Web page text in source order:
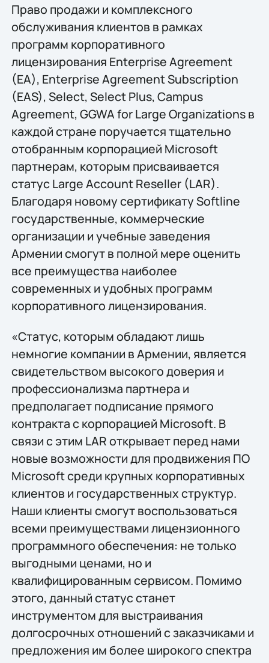
Право продажи и комплексного
обслуживания клиентов в рамках
программ корпоративного
лицензирования Enterprise Agreement
(EA), Enterprise Agreement Subscription
(EAS), Select, Select Plus, Campus
Agreement, GGWA for Large Organizations в
каждой стране поручается тщательно
отобранным корпорацией Microsoft
партнерам, которым присваивается
статус Large Account Reseller (LAR).
Благодаря новому сертификату Softline
государственные, коммерческие
организации и учебные заведения
Армении смогут в полной мере оценить
все преимущества наиболее
современных и удобных программ
корпоративного лицензирования.
«Статус, которым обладают лишь
немногие компании в Армении, является
свидетельством высокого доверия и
профессионализма партнера и
предполагает подписание прямого
контракта с корпорацией Microsoft. В
связи с этим LAR открывает перед нами
новые возможности для продвижения ПО
Microsoft среди крупных корпоративных
клиентов и государственных структур.
Наши клиенты смогут воспользоваться
всеми преимуществами лицензионного
программного обеспечения: не только
выгодными ценами, но и
квалифицированным сервисом. Помимо
этого, данный статус станет
инструментом для выстраивания
долгосрочных отношений с заказчиками и
предложения им более широкого спектра